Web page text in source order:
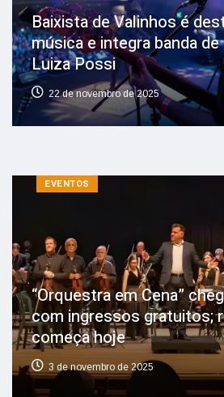
Baixista de Valinhos é
música e integra banda
Luiza Possi
22 de novembro de 2025
EVENTOS
“Orquestra em Cena”
com ingressos gratuitos;
começa hoje
3 de novembro de 2025